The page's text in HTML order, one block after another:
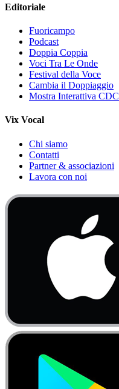
Editoriale
Fuoricampo
Podcast
Doppia Coppia
Voci Tra Le Onde
Festival della Voce
Cambia il Doppiaggio
Mostra Interattiva CDC
Vix Vocal
Chi siamo
Contatti
Partner & associazioni
Lavora con noi